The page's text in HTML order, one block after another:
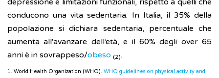
depressione e limitazioni funzionali, rispetto a quelli che
conducono una vita sedentaria. In Italia, il 35% della
popolazione si dichiara sedentaria, percentuale che
aumenta all'avanzare dell’età, e il 60% degli over 65
anni è in sovrappeso/obeso (2).
1. World Health Organization (WHO). WHO guidelines on physical activity and